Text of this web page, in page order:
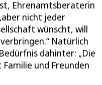
Ehrenamtsberaterin
nicht jeder
wünscht, will
Natürlich
dahinter: „Die
und Freunden